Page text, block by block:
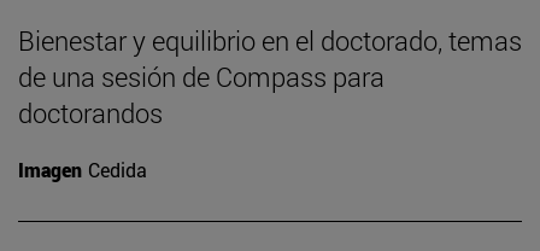
Bienestar y equilibrio en el doctorado, temas
de una sesión de Compass para
doctorandos
Imagen Cedida